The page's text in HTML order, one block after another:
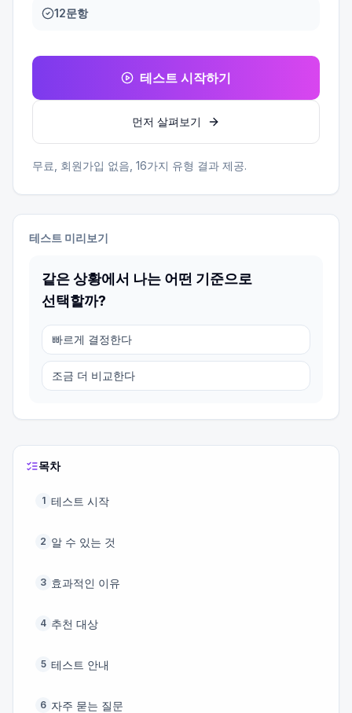
12문항
테스트 시작하기
먼저 살펴보기
무료, 회원가입 없음, 16가지 유형 결과 제공.
테스트 미리보기
같은 상황에서 나는 어떤 기준으로
선택할까?
빠르게 결정한다
조금 더 비교한다
목차
1 테스트 시작
2 알 수 있는 것
3 효과적인 이유
4 추천 대상
5 테스트 안내
6 자주 묻는 질문